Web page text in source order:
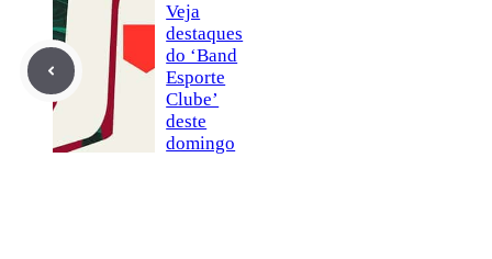
Veja
destaques
do ‘Band
Esporte
Clube’
deste
domingo